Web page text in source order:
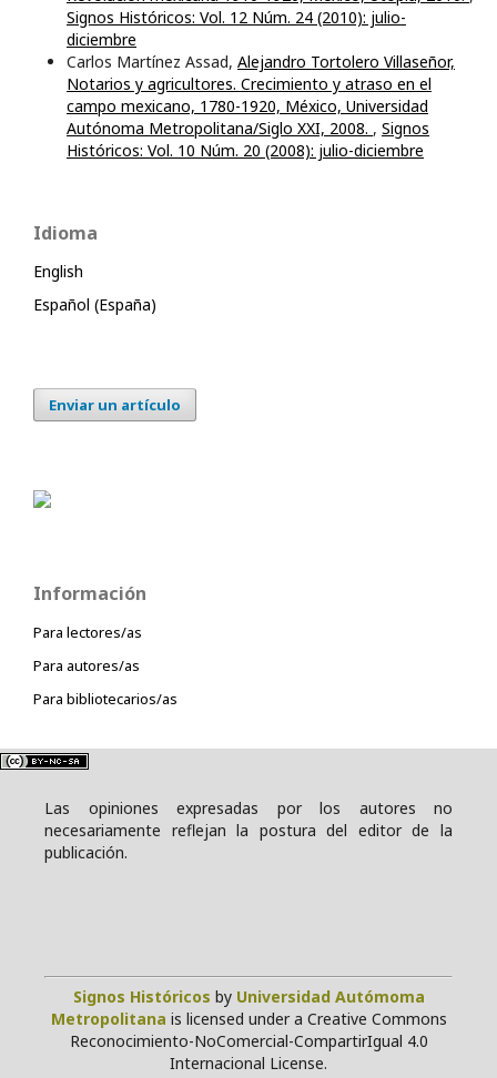
Signos Históricos: Vol. 12 Núm. 24 (2010): julio-
diciembre
Carlos Martínez Assad, Alejandro Tortolero Villaseñor,
Notarios y agricultores. Crecimiento y atraso en el
campo mexicano, 1780-1920, México, Universidad
Autónoma Metropolitana/Siglo XXI, 2008. , Signos
Históricos: Vol. 10 Núm. 20 (2008): julio-diciembre
Idioma
English
Español (España)
Enviar un artículo
Información
Para lectores/as
Para autores/as
Para bibliotecarios/as
Las opiniones expresadas por los autores no
necesariamente reflejan la postura del editor de la
publicación.
Signos Históricos by Universidad Autómoma
Metropolitana is licensed under a Creative Commons
Reconocimiento-NoComercial-CompartirIgual 4.0
Internacional License.